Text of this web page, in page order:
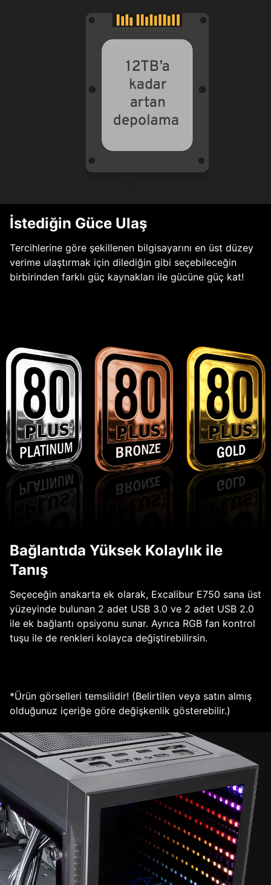
İstediğin Güce Ulaş
Tercihlerine göre şekillenen bilgisayarını en üst düzey
verime ulaştırmak için dilediğin gibi seçebileceğin
birbirinden farklı güç kaynakları ile gücüne güç kat!
Bağlantıda Yüksek Kolaylık ile
Tanış
Seçeceğin anakarta ek olarak, Excalibur E750 sana üst
yüzeyinde bulunan 2 adet USB 3.0 ve 2 adet USB 2.0
ile ek bağlantı opsiyonu sunar. Ayrıca RGB fan kontrol
tuşu ile de renkleri kolayca değiştirebilirsin.
*Ürün görselleri temsilidir! (Belirtilen veya satın almış
olduğunuz içeriğe göre değişkenlik gösterebilir.)